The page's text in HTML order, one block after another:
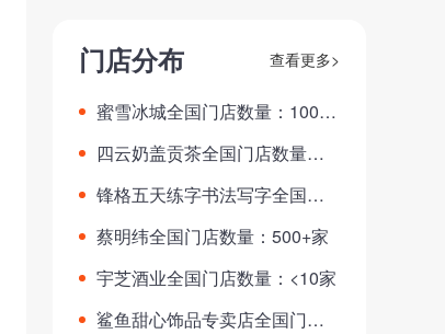
门店分布 查看更多>
蜜雪冰城全国门店数量：10000
四云奶盖贡茶全国门店数量：8
锋格五天练字书法写字全国门
蔡明纬全国门店数量：500+家
宇芝酒业全国门店数量：<10家
鲨鱼甜心饰品专卖店全国门店